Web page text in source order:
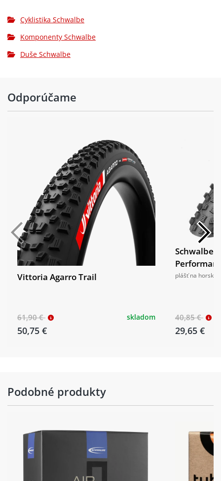
Cyklistika Schwalbe
Komponenty Schwalbe
Duše Schwalbe
Odporúčame
Vittoria Agarro Trail
61,90 €
50,75 €
skladom
Schwalbe
plášť na horské
40,85 €
29,65 €
Podobné produkty